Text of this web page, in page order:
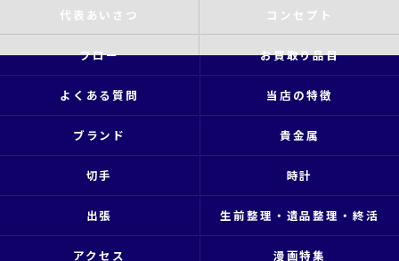
代表あいさつ コンセプト
フロー お買取り品目
よくある質問 当店の特徴
ブランド 貴金属
切手 時計
出張 生前整理・遺品整理・終活
アクセス 漫画特集